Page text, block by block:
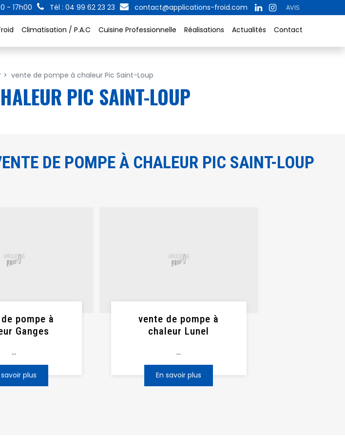
- 17h00 Tél : 04 99 62 23 23 contact@applications-froid.com AVIS
Climatisation / P.A.C Cuisine Professionnelle Réalisations Actualités Contact
vente de pompe à chaleur Pic Saint-Loup
PIC SAINT-LOUP
DE POMPE À CHALEUR PIC SAINT-LOUP
pompe à
Ganges
...
savoir plus
vente de pompe à
chaleur Lunel
...
En savoir plus